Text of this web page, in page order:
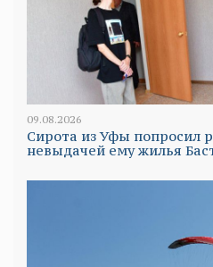
09.08.2026
Сирота из Уфы попросил
невыдачей ему жилья